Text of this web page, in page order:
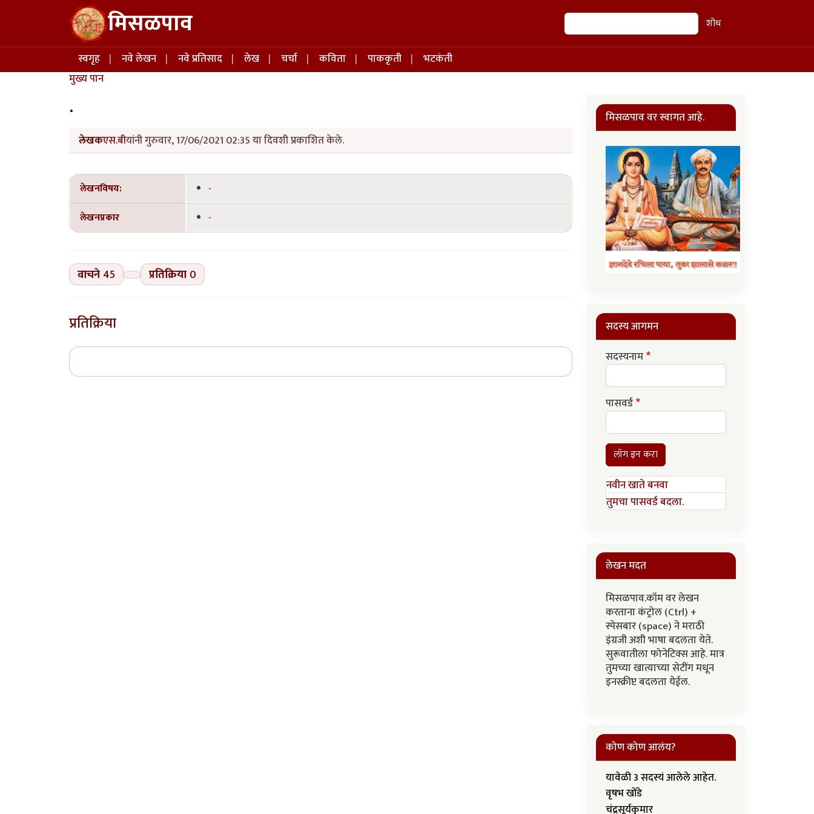
Skip to main content मिसळपाव शोध शोध
Main navigation
स्वगृह नवे लेखन नवे प्रतिसाद लेख चर्चा कविता पाककृती
भटकंती
मुख्य पान
.
लेखकएस.बीयांनी गुरुवार, 17/06/2021 02:35 या दिवशी प्रकाशित केले.
लेखनविषय:
-
लेखनप्रकार
-
वाचने 45 प्रतिक्रिया 0
प्रतिक्रिया
मिसळपाव वर स्वागत आहे.
सदस्य आगमन
सदस्यनाम
पासवर्ड
लॉग इन करा
नवीन खाते बनवा
तुमचा पासवर्ड बदला.
लेखन मदत
मिसळपाव.कॉम वर लेखन
करताना कंट्रोल (Ctrl) +
स्पेसबार (space) ने मराठी
इंग्रजी अशी भाषा बदलता येते.
सुरूवातीला फोनेटिक्स आहे. मात्र
तुमच्या खात्याच्या सेटींग मधून
इनस्क्रीप्ट बदलता येईल.
कोण कोण आलंय?
यावेळी 3 सदस्यं आलेले आहेत.
वृषभ खोंडे
चंद्रसूर्यकुमार